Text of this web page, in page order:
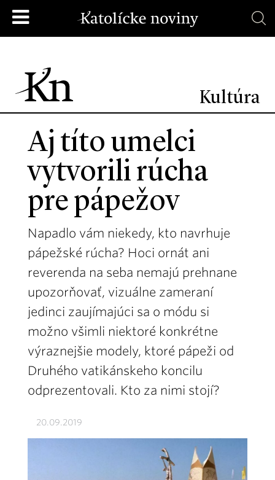
Kultúra
Aj títo umelci
vytvorili rúcha
pre pápežov
Napadlo vám niekedy, kto navrhuje
pápežské rúcha? Hoci ornát ani
reverenda na seba nemajú prehnane
upozorňovať, vizuálne zameraní
jedinci zaujímajúci sa o módu si
možno všimli niektoré konkrétne
výraznejšie modely, ktoré pápeži od
Druhého vatikánskeho koncilu
odprezentovali. Kto za nimi stojí?
20.09.2019